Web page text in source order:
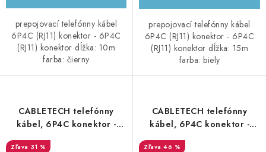
prepojovací telefónny kábel
6P4C (RJ11) konektor - 6P4C
(RJ11) konektor dĺžka: 10m
farba: čierny
prepojovací telefónny kábel
6P4C (RJ11) konektor - 6P4C
(RJ11) konektor dĺžka: 15m
farba: biely
CABLETECH telefónny
kábel, 6P4C konektor -
31 %
CABLETECH telefónny
kábel, 6P4C konektor -
46 %